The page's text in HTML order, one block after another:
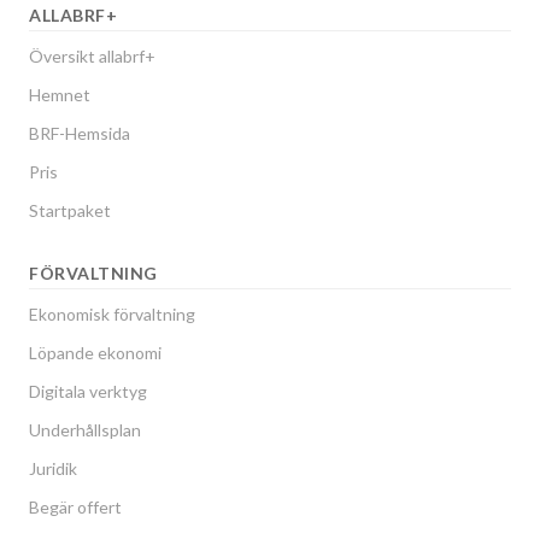
ALLABRF+
Översikt allabrf+
Hemnet
BRF-Hemsida
Pris
Startpaket
FÖRVALTNING
Ekonomisk förvaltning
Löpande ekonomi
Digitala verktyg
Underhållsplan
Juridik
Begär offert